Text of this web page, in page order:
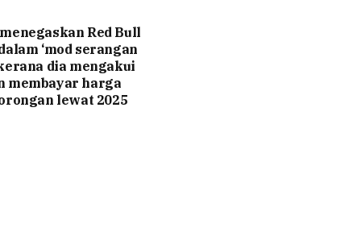
Red Bull
‘mod serangan
dia mengakui
membayar harga
lewat 2025